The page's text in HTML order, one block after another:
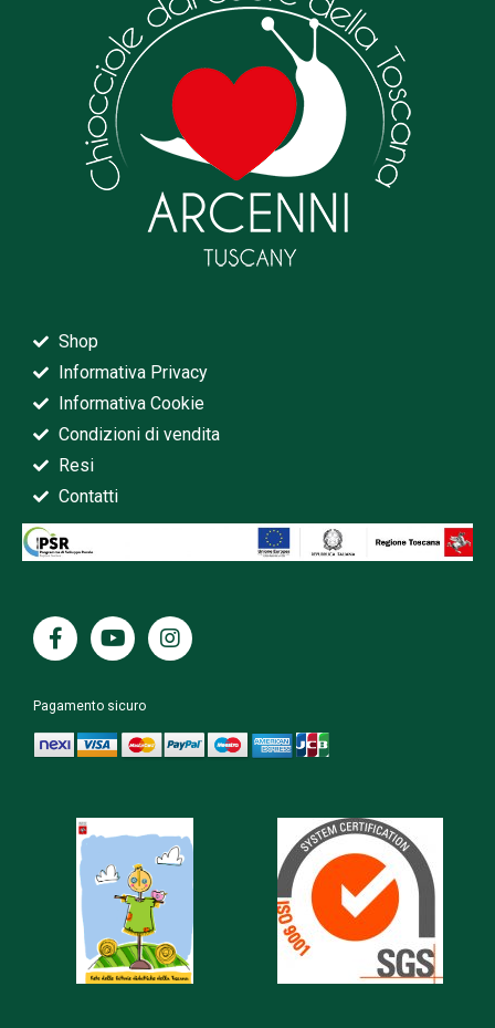
Shop
Informativa Privacy
Informativa Cookie
Condizioni di vendita
Resi
Contatti
Pagamento sicuro